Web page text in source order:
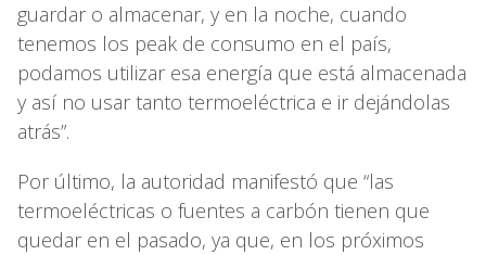
guardar o almacenar, y en la noche, cuando
tenemos los peak de consumo en el país,
podamos utilizar esa energía que está almacenada
y así no usar tanto termoeléctrica e ir dejándolas
atrás”.
Por último, la autoridad manifestó que “las
termoeléctricas o fuentes a carbón tienen que
quedar en el pasado, ya que, en los próximos